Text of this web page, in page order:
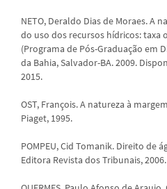
NETO, Deraldo Dias de Moraes. A
do uso dos recursos hídricos: taxa
(Programa de Pós-Graduação em
da Bahia, Salvador-BA. 2009.
2015.
OST, François. A natureza à
Piaget, 1995.
POMPEU, Cid Tomanik. Direito de
Editora Revista dos Tribunais, 2006.